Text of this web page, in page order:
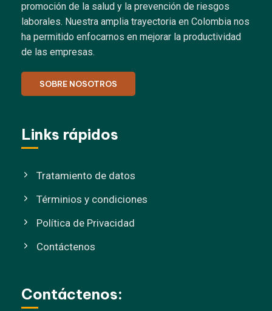
promoción de la salud y la prevención de riesgos
laborales. Nuestra amplia trayectoria en Colombia nos
ha permitido enfocarnos en mejorar la productividad
de las empresas.
SOBRE NOSOTROS
Links rápidos
Tratamiento de datos
Términios y condiciones
Política de Privacidad
Contáctenos
Contáctenos: